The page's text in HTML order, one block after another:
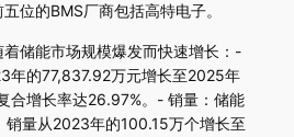
位的BMS厂商包括高特电子。
储能市场规模爆发而快速增长：-
年的77,837.92万元增长至2025年
合增长率达26.97%。- 销量：储能
销量从2023年的100.15万个增长至